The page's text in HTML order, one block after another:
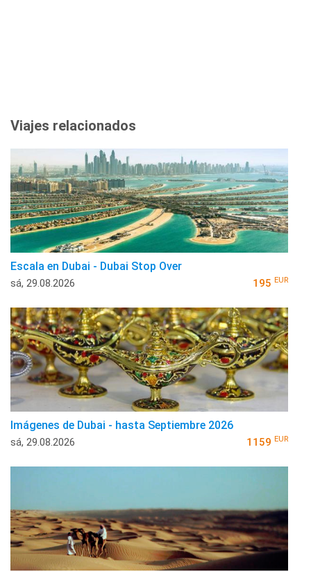
Viajes relacionados
Escala en Dubai - Dubai Stop Over
sá, 29.08.2026 195 EUR
Imágenes de Dubai - hasta Septiembre 2026
sá, 29.08.2026 1159 EUR